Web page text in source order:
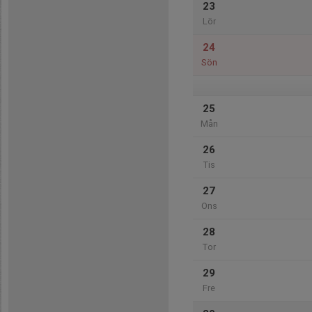
23
Lör
24
Sön
25
Mån
26
Tis
27
Ons
28
Tor
29
Fre